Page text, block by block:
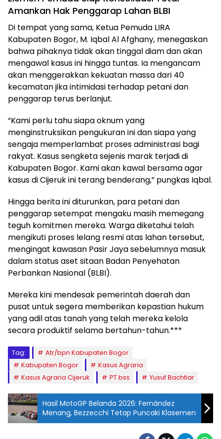
Amankan Hak Penggarap Lahan BLBI
Di tempat yang sama, Ketua Pemuda LIRA
Kabupaten Bogor, M. Iqbal Al Afghany, menegaskan
bahwa pihaknya tidak akan tinggal diam dan akan
mengawal kasus ini hingga tuntas. Ia mengancam
akan menggerakkan kekuatan massa dari 40
kecamatan jika intimidasi terhadap petani dan
penggarap terus berlanjut.
“Kami perlu tahu siapa oknum yang
menginstruksikan pengukuran ini dan siapa yang
sengaja memperlambat proses administrasi bagi
rakyat. Kasus sengketa sejenis marak terjadi di
Kabupaten Bogor. Kami akan kawal bersama agar
kasus di Cijeruk ini terang benderang,” pungkas Iqbal.
Hingga berita ini diturunkan, para petani dan
penggarap setempat mengaku masih memegang
teguh komitmen mereka. Warga diketahui telah
mengikuti proses lelang resmi atas lahan tersebut,
mengingat kawasan Pasir Jaya sebelumnya masuk
dalam status aset sitaan Badan Penyehatan
Perbankan Nasional (BLBI).
Mereka kini mendesak pemerintah daerah dan
pusat untuk segera memberikan kepastian hukum
yang adil atas tanah yang telah mereka kelola
secara produktif selama bertahun-tahun.***
Tag:
Atr/bpn Kabupaten Bogor
Kabupaten Bogor
Kasus Agraria
Kasus Agraria Cijeruk
PT bss Yusuf Bachtiar
Hasil MotoGP Belanda 2026: Fernández
Menang, Bezzecchi Tetap Puncaki Klasemen